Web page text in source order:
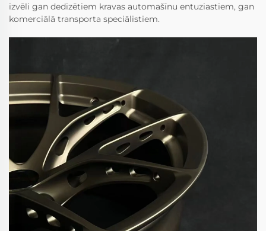
izvēli gan dedizētiem kravas automašīnu entuziastiem, gan
komerciālā transporta speciālistiem.